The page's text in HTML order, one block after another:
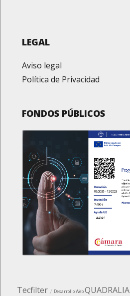
LEGAL
Aviso legal
Política de Privacidad
FONDOS PÚBLICOS
Tecfilter Desarrollo WebQUADRALIA